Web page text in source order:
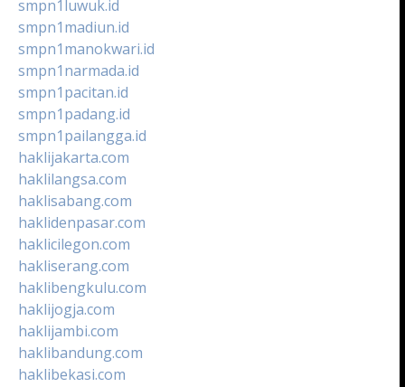
smpn1luwuk.id
smpn1madiun.id
smpn1manokwari.id
smpn1narmada.id
smpn1pacitan.id
smpn1padang.id
smpn1pailangga.id
haklijakarta.com
haklilangsa.com
haklisabang.com
haklidenpasar.com
haklicilegon.com
hakliserang.com
haklibengkulu.com
haklijogja.com
haklijambi.com
haklibandung.com
haklibekasi.com